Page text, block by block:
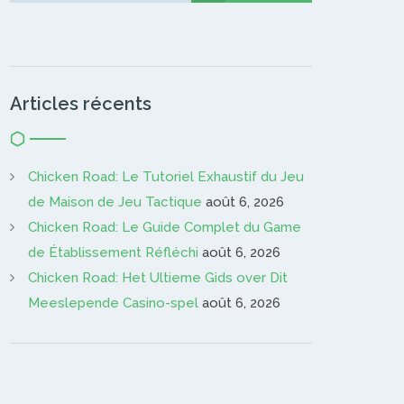
Articles récents
Chicken Road: Le Tutoriel Exhaustif du Jeu
de Maison de Jeu Tactique août 6, 2026
Chicken Road: Le Guide Complet du Game
de Établissement Réfléchi août 6, 2026
Chicken Road: Het Ultieme Gids over Dit
Meeslepende Casino-spel août 6, 2026